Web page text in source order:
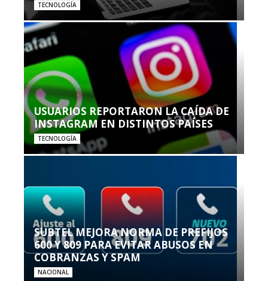
TECNOLOGÍA
USUARIOS REPORTARON LA CAÍDA DE
INSTAGRAM EN DISTINTOS PAÍSES
TECNOLOGÍA
SUBTEL MEJORA NORMA DE PREFIJOS
600 Y 809 PARA EVITAR ABUSOS EN
COBRANZAS Y SPAM
NACIONAL